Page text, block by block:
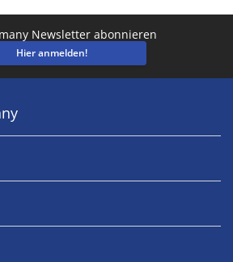
Newsletter abonnieren
Hier anmelden!